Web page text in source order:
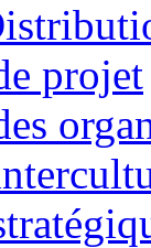
projet